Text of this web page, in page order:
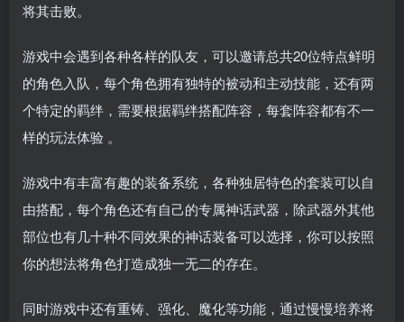
将其击败。
游戏中会遇到各种各样的队友，可以邀请总共20位特点鲜明
的角色入队，每个角色拥有独特的被动和主动技能，还有两
个特定的羁绊，需要根据羁绊搭配阵容，每套阵容都有不一
样的玩法体验 。
游戏中有丰富有趣的装备系统，各种独居特色的套装可以自
由搭配，每个角色还有自己的专属神话武器，除武器外其他
部位也有几十种不同效果的神话装备可以选择，你可以按照
你的想法将角色打造成独一无二的存在。
同时游戏中还有重铸、强化、魔化等功能，通过慢慢培养将